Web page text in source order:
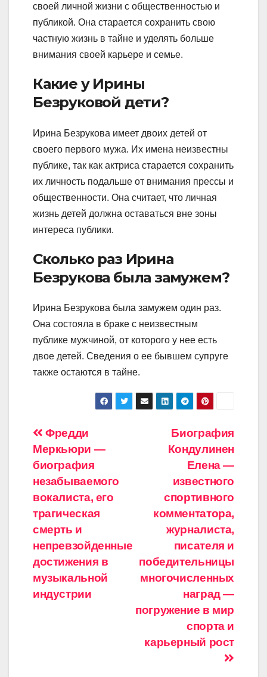
своей личной жизни с общественностью и
публикой. Она старается сохранить свою
частную жизнь в тайне и уделять больше
внимания своей карьере и семье.
Какие у Ирины
Безруковой дети?
Ирина Безрукова имеет двоих детей от
своего первого мужа. Их имена неизвестны
публике, так как актриса старается сохранить
их личность подальше от внимания прессы и
общественности. Она считает, что личная
жизнь детей должна оставаться вне зоны
интереса публики.
Сколько раз Ирина
Безрукова была замужем?
Ирина Безрукова была замужем один раз.
Она состояла в браке с неизвестным
публике мужчиной, от которого у нее есть
двое детей. Сведения о ее бывшем супруге
также остаются в тайне.
Навигация
по
записям
Биография
Кондулинен
Елена —
известного
спортивного
комментатора,
журналиста,
писателя и
победительницы
многочисленных
наград —
погружение в мир
спорта и
карьерный рост
Фредди
Меркьюри —
биография
незабываемого
вокалиста, его
трагическая
смерть и
непревзойденные
достижения в
музыкальной
индустрии